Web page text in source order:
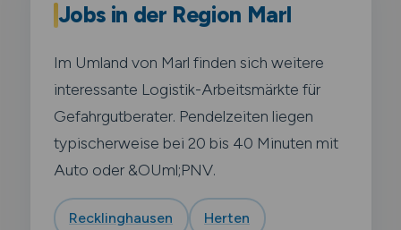
Jobs in der Region Marl
Im Umland von Marl finden sich weitere
interessante Logistik-Arbeitsmärkte für
Gefahrgutberater. Pendelzeiten liegen
typischerweise bei 20 bis 40 Minuten mit
Auto oder &OUml;PNV.
Recklinghausen Herten